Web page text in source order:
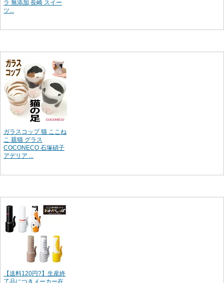
ラ 無添加 長崎 スイー
ツ...
ガラスコップ 猫 ここね
こ 親猫 グラス
COCONECO 石塚硝子
アデリア ...
【送料120円?】生産終
了品につきメーカー在